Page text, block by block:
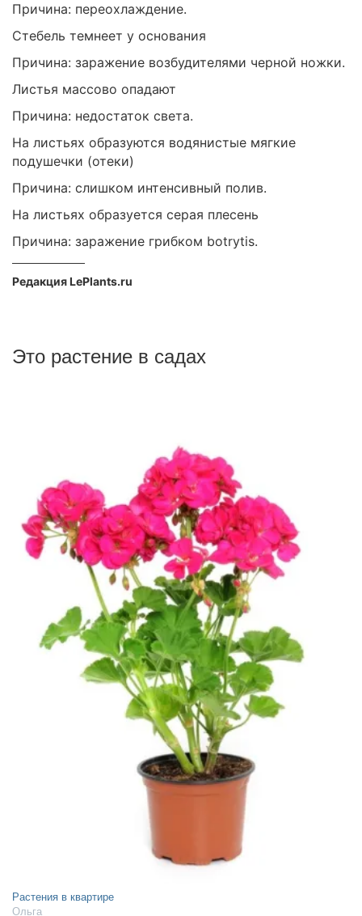
Причина: переохлаждение.
Стебель темнеет у основания
Причина: заражение возбудителями черной ножки.
Листья массово опадают
Причина: недостаток света.
На листьях образуются водянистые мягкие
подушечки (отеки)
Причина: слишком интенсивный полив.
На листьях образуется серая плесень
Причина: заражение грибком botrytis.
Редакция LePlants.ru
Это растение в садах
Растения в квартире
Ольга